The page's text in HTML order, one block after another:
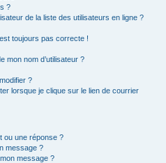
?
de la liste des utilisateurs en ligne ?
toujours pas correcte !
mon nom d’utilisateur ?
?
lorsque je clique sur le lien de courrier
ou une réponse ?
message ?
message ?